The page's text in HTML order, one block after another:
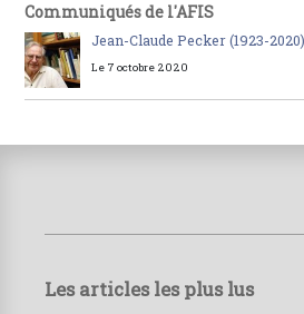
Communiqués de l'AFIS
Jean-Claude Pecker (1923-2020)
Le 7 octobre 2020
Les articles les plus lus